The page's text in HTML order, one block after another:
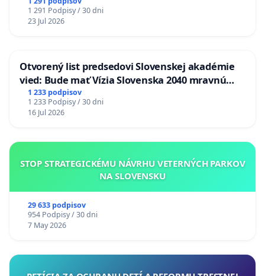
1 291 Podpisy / 30 dni
23 Jul 2026
Otvorený list predsedovi Slovenskej akadémie
vied: Bude mať Vízia Slovenska 2040 mravnú
chrbticu?
1 233 podpisov
1 233 Podpisy / 30 dni
16 Jul 2026
STOP STRATEGICKÉMU NÁVRHU VETERNÝCH PARKOV
NA SLOVENSKU
29 633 podpisov
954 Podpisy / 30 dni
7 May 2026